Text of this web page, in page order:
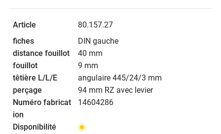
80.157.27
DIN gauche
40 mm
9 mm
angulaire 445/24/3 mm
94 mm RZ avec levier
14604286